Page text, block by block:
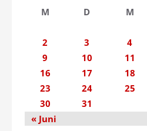
M D M
2 3 4
9
10 11
16
17 18
23
24 25
30
31
« Juni